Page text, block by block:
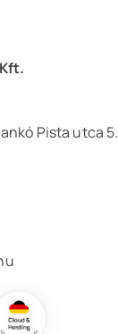
Pista utca 5.